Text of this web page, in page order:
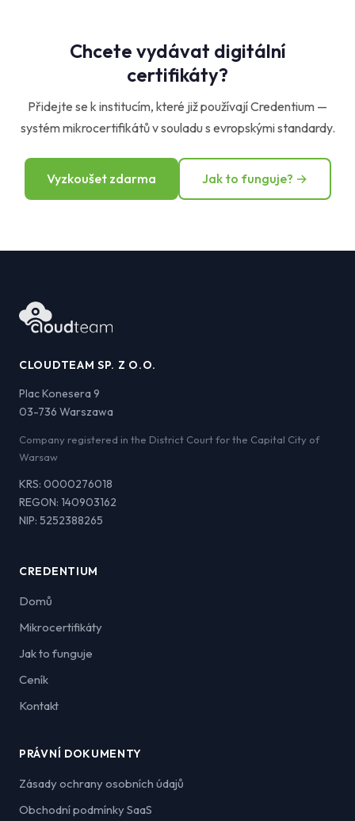
Chcete vydávat digitální
certifikáty?
Přidejte se k institucím, které již používají Credentium —
systém mikrocertifikátů v souladu s evropskými standardy.
Vyzkoušet zdarma Jak to funguje? →
CLOUDTEAM SP. Z O.O.
Plac Konesera 9
03-736 Warszawa
Company registered in the District Court for the Capital City of
Warsaw
KRS: 0000276018
REGON: 140903162
NIP: 5252388265
CREDENTIUM
Domů
Mikrocertifikáty
Jak to funguje
Ceník
Kontakt
PRÁVNÍ DOKUMENTY
Zásady ochrany osobních údajů
Obchodní podmínky SaaS